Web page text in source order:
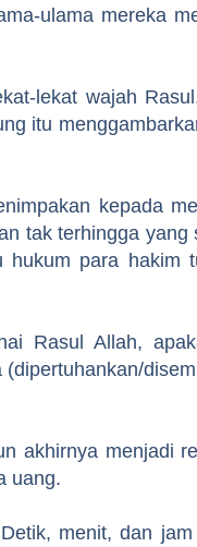
ulama mereka
lekat wajah
itu
kepada
tak terhingga yang
para hakim
Rasul Allah,
akhirnya menjadi
uang.
menit, dan